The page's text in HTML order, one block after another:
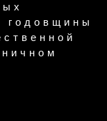
годовщины